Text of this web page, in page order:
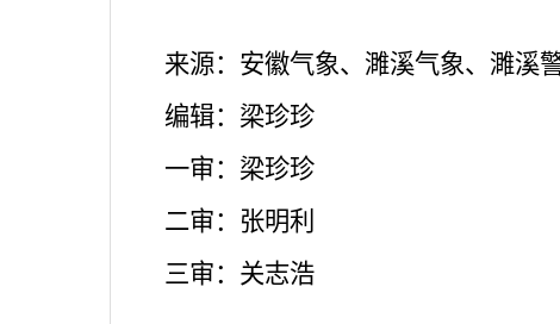
来源： 安徽气象、濉溪气象、濉溪
编辑：梁珍珍
一审：梁珍珍
二审：张明利
三审：关志浩